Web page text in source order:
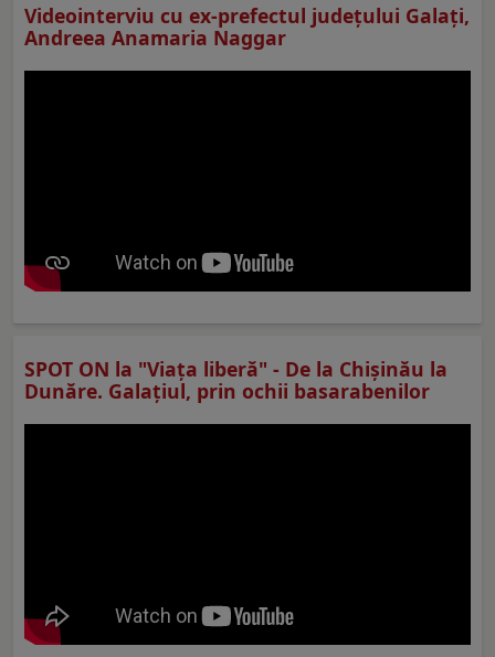
Videointerviu cu ex-prefectul judeţului Galaţi,
Andreea Anamaria Naggar
SPOT ON la "Viaţa liberă" - De la Chișinău la
Dunăre. Galațiul, prin ochii basarabenilor